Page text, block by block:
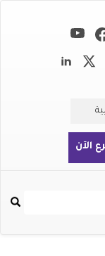
الآن
بحث